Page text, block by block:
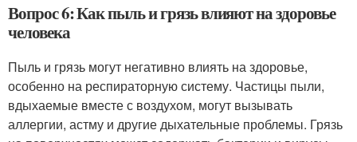
Вопрос 6: Как пыль и грязь влияют на здоровье
человека
Пыль и грязь могут негативно влиять на здоровье,
особенно на респираторную систему. Частицы пыли,
вдыхаемые вместе с воздухом, могут вызывать
аллергии, астму и другие дыхательные проблемы. Грязь